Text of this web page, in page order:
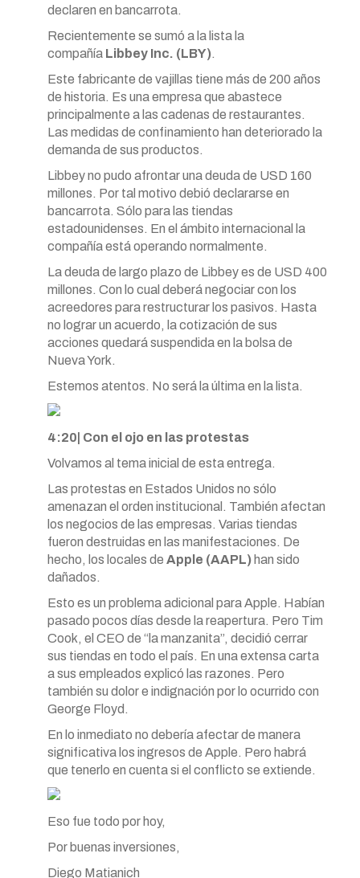
declaren en bancarrota.
Recientemente se sumó a la lista la
compañía Libbey Inc. (LBY).
Este fabricante de vajillas tiene más de 200 años
de historia. Es una empresa que abastece
principalmente a las cadenas de restaurantes.
Las medidas de confinamiento han deteriorado la
demanda de sus productos.
Libbey no pudo afrontar una deuda de USD 160
millones. Por tal motivo debió declararse en
bancarrota. Sólo para las tiendas
estadounidenses. En el ámbito internacional la
compañía está operando normalmente.
La deuda de largo plazo de Libbey es de USD 400
millones. Con lo cual deberá negociar con los
acreedores para restructurar los pasivos. Hasta
no lograr un acuerdo, la cotización de sus
acciones quedará suspendida en la bolsa de
Nueva York.
Estemos atentos. No será la última en la lista.
4:20| Con el ojo en las protestas
Volvamos al tema inicial de esta entrega.
Las protestas en Estados Unidos no sólo
amenazan el orden institucional. También afectan
los negocios de las empresas. Varias tiendas
fueron destruidas en las manifestaciones. De
hecho, los locales de Apple (AAPL) han sido
dañados.
Esto es un problema adicional para Apple. Habían
pasado pocos días desde la reapertura. Pero Tim
Cook, el CEO de “la manzanita”, decidió cerrar
sus tiendas en todo el país. En una extensa carta
a sus empleados explicó las razones. Pero
también su dolor e indignación por lo ocurrido con
George Floyd.
En lo inmediato no debería afectar de manera
significativa los ingresos de Apple. Pero habrá
que tenerlo en cuenta si el conflicto se extiende.
Eso fue todo por hoy,
Por buenas inversiones,
Diego Matianich